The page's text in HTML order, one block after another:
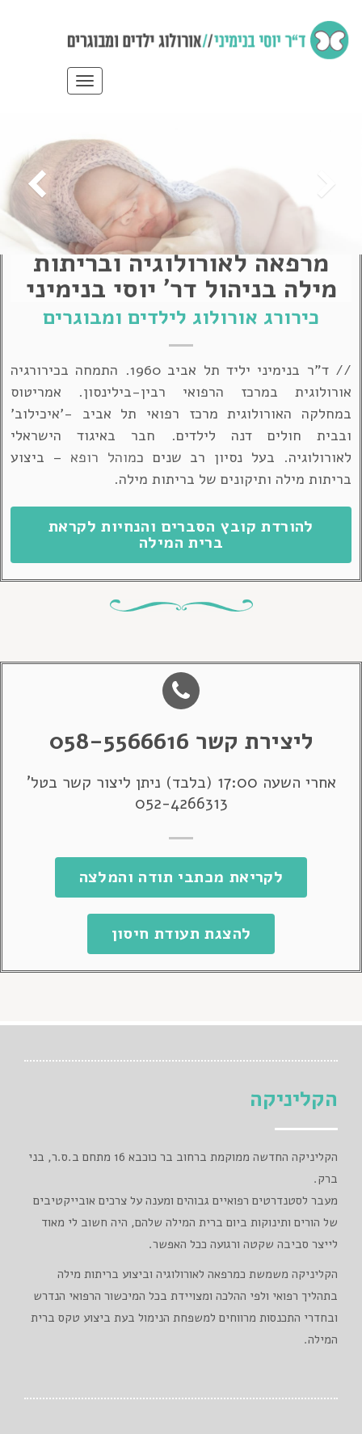
תפריט
מרפאה לאורולוגיה ובריתות
מילה בניהול דר' יוסי בנימיני
כירורג אורולוג לילדים ומבוגרים
// ד"ר בנימיני יליד תל אביב 1960. התמחה בכירורגיה
אורולוגית במרכז הרפואי רבין-בילינסון. אמריטוס
במחלקה האורולוגית מרכז רפואי תל אביב -'איכילוב'
ובבית חולים דנה לילדים. חבר באיגוד הישראלי
לאורולוגיה. בעל נסיון רב שנים כמוהל רופא – ביצוע
בריתות מילה ותיקונים של בריתות מילה.
להורדת קובץ הסברים והנחיות לקראת
ברית המילה
ליצירת קשר 058-5566616
אחרי השעה 17:00 (בלבד) ניתן ליצור קשר בטל'
052-4266313
לקריאת מכתבי תודה והמלצה
להצגת תעודת חיסון
הקליניקה
הקליניקה החדשה ממוקמת ברחוב בר כוכבא 16 מתחם ב.ס.ר, בני
ברק.
מעבר לסטנדרטים רפואיים גבוהים ומענה על צרכים אובייקטיבים
של הורים ותינוקות ביום ברית המילה שלהם, היה חשוב לי מאוד
לייצר סביבה שקטה ורגועה ככל האפשר.
הקליניקה משמשת כמרפאה לאורולוגיה וביצוע בריתות מילה
בתהליך רפואי ולפי ההלכה ומצויידת בכל המיכשור הרפואי הנדרש
ובחדרי התכנסות מרווחים למשפחת הנימול בעת ביצוע טקס ברית
המילה.